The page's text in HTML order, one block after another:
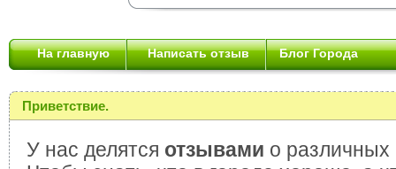
На главную Написать отзыв Блог Города
Приветствие.
У нас делятся отзывами о различных